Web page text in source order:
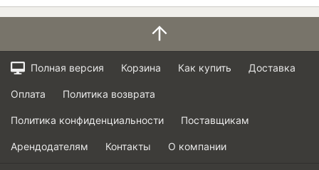
Полная версия Корзина Как купить Доставка
Оплата Политика возврата
Политика конфиденциальности Поставщикам
Арендодателям Контакты О компании